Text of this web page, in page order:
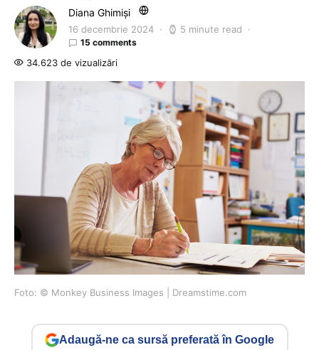
Diana Ghimiși
16 decembrie 2024 5 minute read
15 comments
34.623 de vizualizări
Foto: © Monkey Business Images | Dreamstime.com
Adaugă-ne ca sursă preferată în Google